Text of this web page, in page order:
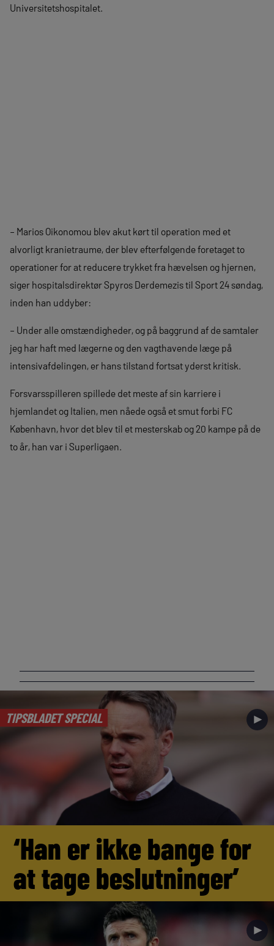
Universitetshospitalet.
– Marios Oikonomou blev akut kørt til operation med et
alvorligt kranietraume, der blev efterfølgende foretaget to
operationer for at reducere trykket fra hævelsen og hjernen,
siger hospitalsdirektør Spyros Derdemezis til Sport 24 søndag,
inden han uddyber:
– Under alle omstændigheder, og på baggrund af de samtaler
jeg har haft med lægerne og den vagthavende læge på
intensivafdelingen, er hans tilstand fortsat yderst kritisk.
Forsvarsspilleren spillede det meste af sin karriere i
hjemlandet og Italien, men nåede også et smut forbi FC
København, hvor det blev til et mesterskab og 20 kampe på de
to år, han var i Superligaen.
TIPSBLADET SPECIAL ►
‘Han er ikke bange for
at tage beslutninger’
►